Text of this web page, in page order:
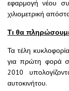
εφαρμογή νέου
χιλιομετρική
Τι θα
Τα τέλη
για πρώτη φορά
2010
αυτοκινήτου.